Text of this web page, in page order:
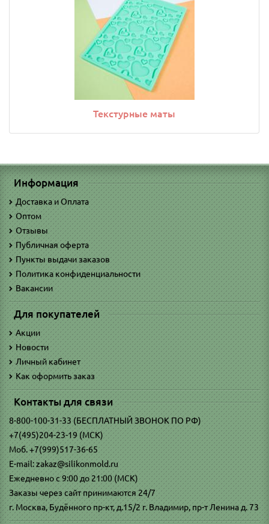
Текстурные маты
Информация
Доставка и Оплата
Оптом
Отзывы
Публичная оферта
Пункты выдачи заказов
Политика конфиденциальности
Вакансии
Для покупателей
Акции
Новости
Личный кабинет
Как оформить заказ
Контакты для связи
8-800-100-31-33 (БЕСПЛАТНЫЙ ЗВОНОК ПО РФ)
+7(495)204-23-19 (МСК)
Моб. +7(999)517-36-65
E-mail: zakaz@silikonmold.ru
Ежедневно с 9:00 до 21:00 (МСК)
Заказы через сайт принимаются 24/7
г. Москва, Будённого пр-кт, д.15/2 г. Владимир, пр-т Ленина д. 73